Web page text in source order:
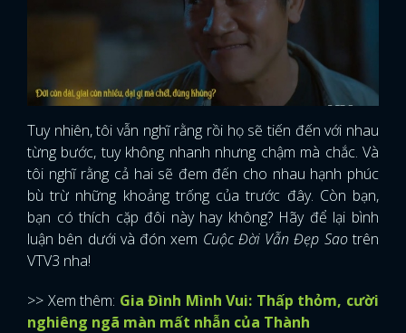
Tuy nhiên, tôi vẫn nghĩ rằng rồi họ sẽ tiến đến với nhau
từng bước, tuy không nhanh nhưng chậm mà chắc. Và
tôi nghĩ rằng cả hai sẽ đem đến cho nhau hạnh phúc
bù trừ những khoảng trống của trước đây. Còn bạn,
bạn có thích cặp đôi này hay không? Hãy để lại bình
luận bên dưới và đón xem Cuộc Đời Vẫn Đẹp Saotrên
VTV3 nha!
>> Xem thêm: Gia Đình Mình Vui: Thấp thỏm, cười
nghiêng ngã màn mất nhẫn của Thành